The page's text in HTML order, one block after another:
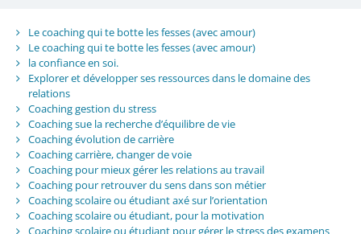
Le coaching qui te botte les fesses (avec amour)
Le coaching qui te botte les fesses (avec amour)
la confiance en soi.
Explorer et développer ses ressources dans le domaine des
relations
Coaching gestion du stress
Coaching sue la recherche d’équilibre de vie
Coaching évolution de carrière
Coaching carrière, changer de voie
Coaching pour mieux gérer les relations au travail
Coaching pour retrouver du sens dans son métier
Coaching scolaire ou étudiant axé sur l’orientation
Coaching scolaire ou étudiant, pour la motivation
Coaching scolaire ou étudiant pour gérer le stress des examens